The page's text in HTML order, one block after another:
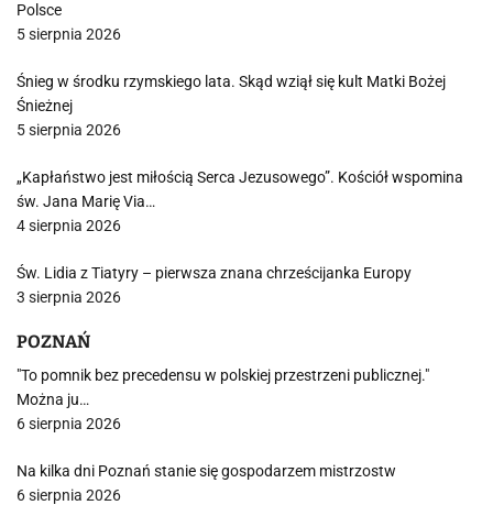
Polsce
5 sierpnia 2026
Śnieg w środku rzymskiego lata. Skąd wziął się kult Matki Bożej
Śnieżnej
5 sierpnia 2026
„Kapłaństwo jest miłością Serca Jezusowego”. Kościół wspomina
św. Jana Marię Via…
4 sierpnia 2026
Św. Lidia z Tiatyry – pierwsza znana chrześcijanka Europy
3 sierpnia 2026
POZNAŃ
"To pomnik bez precedensu w polskiej przestrzeni publicznej."
Można ju…
6 sierpnia 2026
Na kilka dni Poznań stanie się gospodarzem mistrzostw
6 sierpnia 2026